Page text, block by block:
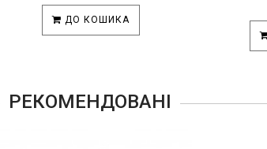
ДО КОШИКА
РЕКОМЕНДОВАНІ